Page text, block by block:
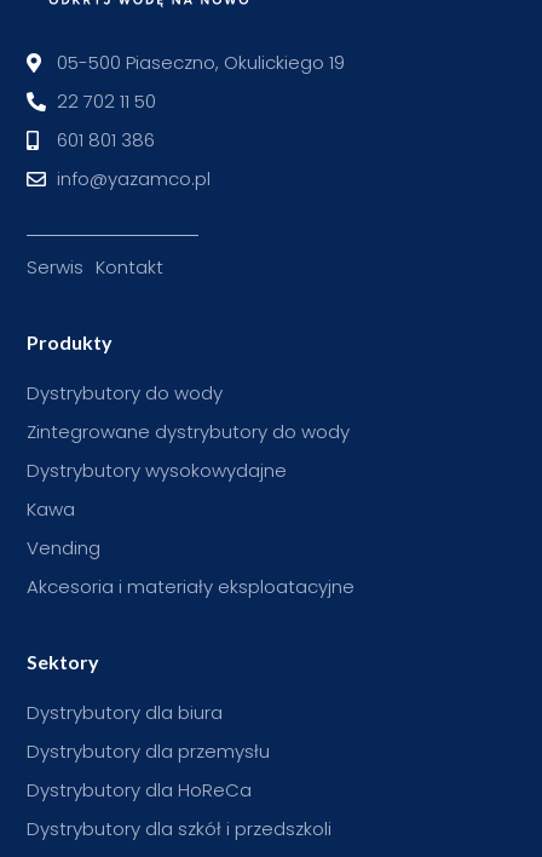
05-500 Piaseczno, Okulickiego 19
22 702 11 50
601 801 386
info@yazamco.pl
Serwis Kontakt
Produkty
Dystrybutory do wody
Zintegrowane dystrybutory do wody
Dystrybutory wysokowydajne
Kawa
Vending
Akcesoria i materiały eksploatacyjne
Sektory
Dystrybutory dla biura
Dystrybutory dla przemysłu
Dystrybutory dla HoReCa
Dystrybutory dla szkół i przedszkoli